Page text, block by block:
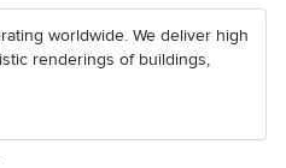
worldwide. We deliver high
renderings of buildings,